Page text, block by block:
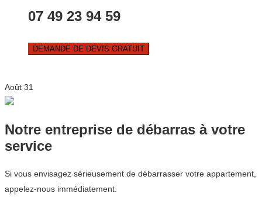
07 49 23 94 59
DEMANDE DE DEVIS GRATUIT
Août 31
Notre entreprise de débarras à votre
service
Si vous envisagez sérieusement de débarrasser votre appartement,
appelez-nous immédiatement.